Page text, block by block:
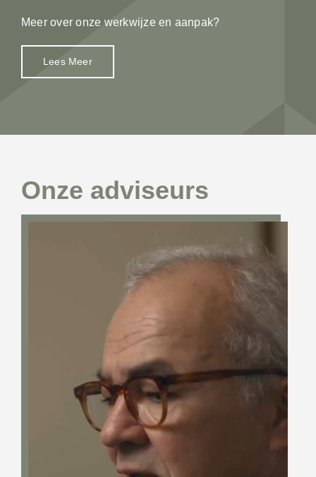
Meer over onze werkwijze en aanpak?
Lees Meer
Onze adviseurs